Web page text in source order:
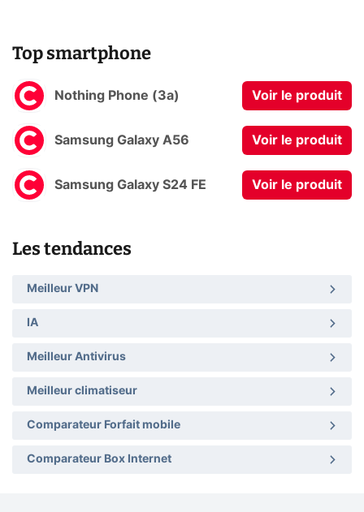
Top smartphone
Nothing Phone (3a) Voir le produit
Samsung Galaxy A56 Voir le produit
Samsung Galaxy S24 FE Voir le produit
Les tendances
Meilleur VPN
IA
Meilleur Antivirus
Meilleur climatiseur
Comparateur Forfait mobile
Comparateur Box Internet